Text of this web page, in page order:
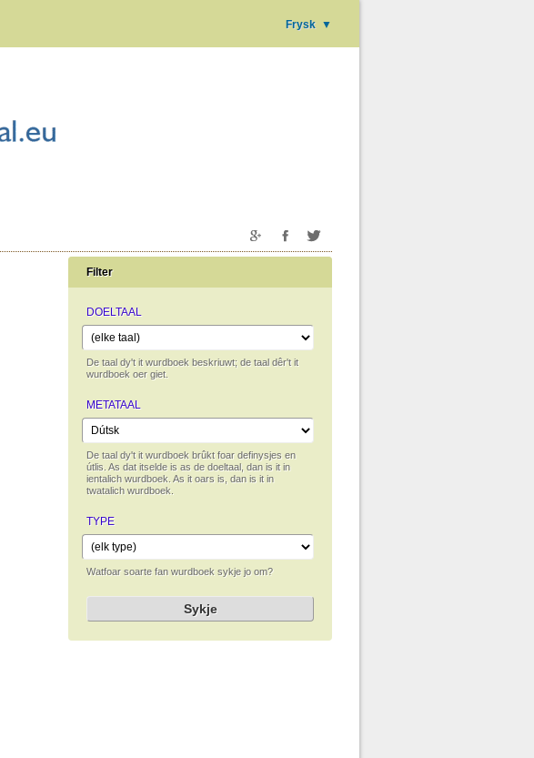
Frysk ▼
Filter
DOELTAAL
De taal dy't it wurdboek beskriuwt; de taal dêr't it
wurdboek oer giet.
METATAAL
De taal dy't it wurdboek brûkt foar definysjes en
útlis. As dat itselde is as de doeltaal, dan is it in
ientalich wurdboek. As it oars is, dan is it in
twatalich wurdboek.
TYPE
Watfoar soarte fan wurdboek sykje jo om?